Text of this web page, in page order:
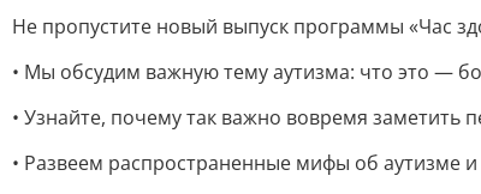
Не пропустите новый выпуск программы «Час
• Мы обсудим важную тему аутизма: что это —
• Узнайте, почему так важно вовремя заметить
• Развеем распространенные мифы об аутизме